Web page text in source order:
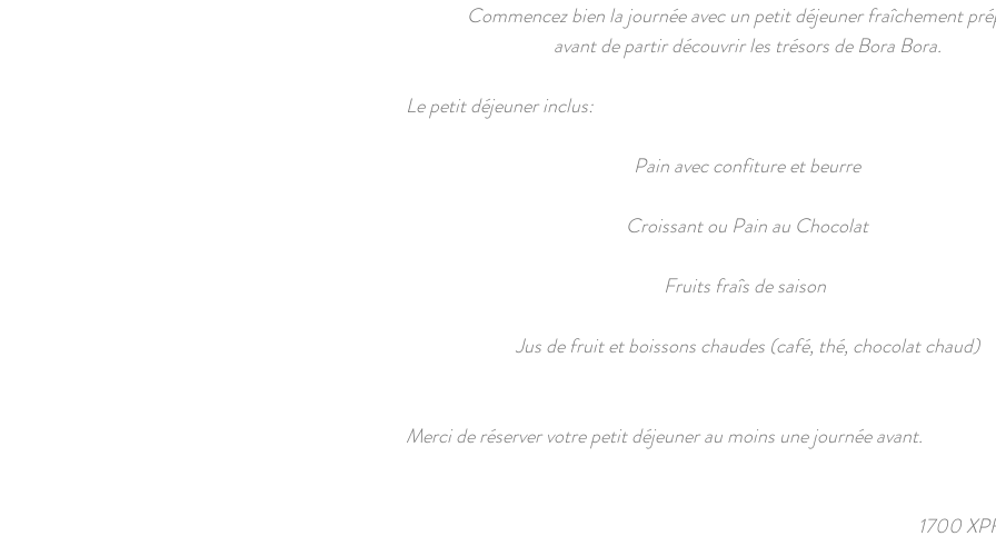
Commencez bien la journée avec un petit déjeuner fraîchement
avant de partir découvrir les trésors de Bora Bora.
Le petit déjeuner inclus:
Pain avec confiture et beurre
Croissant ou Pain au Chocolat
Fruits fraîs de saison
Jus de fruit et boissons chaudes (café, thé, chocolat chaud)
Merci de réserver votre petit déjeuner au moins une journée avant.
1700